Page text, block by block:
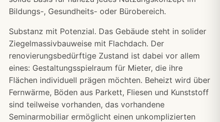
Bildungs-, Gesundheits- oder Bürobereich.
Substanz mit Potenzial. Das Gebäude steht in solider
Ziegelmassivbauweise mit Flachdach. Der
renovierungsbedürftige Zustand ist dabei vor allem
eines: Gestaltungsspielraum für Mieter, die ihre
Flächen individuell prägen möchten. Beheizt wird über
Fernwärme, Böden aus Parkett, Fliesen und Kunststoff
sind teilweise vorhanden, das vorhandene
Seminarmobiliar ermöglicht einen unkomplizierten